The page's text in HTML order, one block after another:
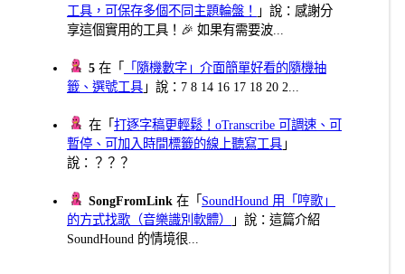
工具，可保存多個不同主題輪盤！
」說：感謝分
享這個實用的工具！🎉 如果有需要波...
5 在「
「隨機數字」介面簡單好看的隨機抽
籤、選號工具 」說：7 8 14 16 17 18 20 2...
在「打逐字稿更輕鬆！oTranscribe 可調速、可
暫停、可加入時間標籤的線上聽寫工具 」
說：？？？
SongFromLink 在「 SoundHound 用「哼歌」
的方式找歌（音樂識別軟體）
」說：這篇介紹
SoundHound 的情境很...